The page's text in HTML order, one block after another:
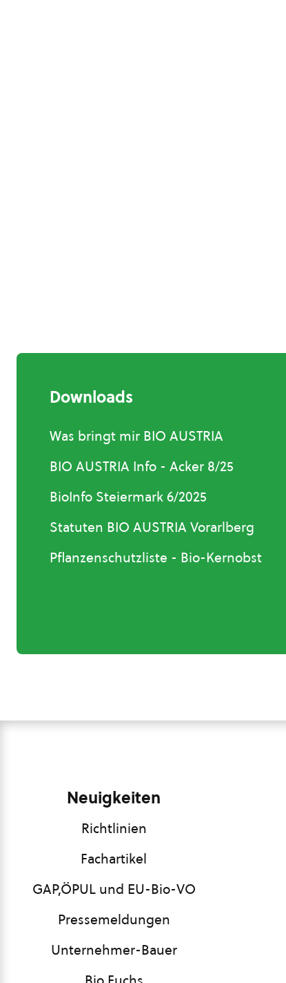
Downloads
Was bringt mir BIO AUSTRIA
BIO AUSTRIA Info - Acker 8/25
BioInfo Steiermark 6/2025
Statuten BIO AUSTRIA Vorarlberg
Pflanzenschutzliste - Bio-Kernobst
Neuigkeiten
Richtlinien
Fachartikel
GAP,ÖPUL und EU-Bio-VO
Pressemeldungen
Unternehmer-Bauer